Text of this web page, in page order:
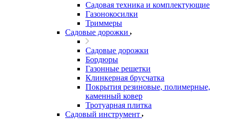
Садовая техника и комплектующие
Газонокосилки
Триммеры
Садовые дорожки
Садовые дорожки
Бордюры
Газонные решетки
Клинкерная брусчатка
Покрытия резиновые, полимерные,
каменный ковер
Тротуарная плитка
Садовый инструмент